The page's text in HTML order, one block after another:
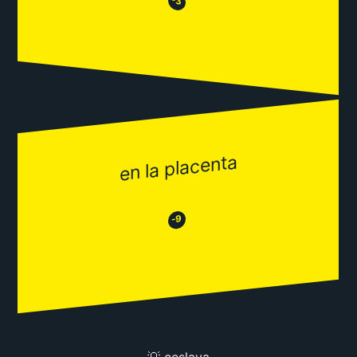
en la placenta
😒 -9 😂